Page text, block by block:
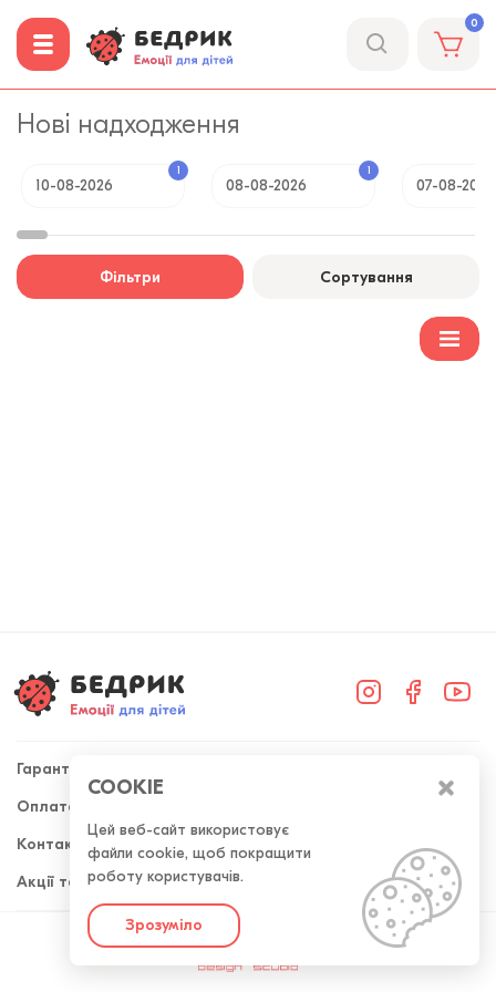
0
Нові надходження
10-08-2026
1
08-08-2026
1
07-08-2026
Фільтри Сортування
Гарантія
Оплата та доставка
Контакти
Акції та знижки
Передзвоніть мені
Розроблено
COOKIE
Цей веб-сайт використовує
файли cookie, щоб покращити
роботу користувачів.
Зрозуміло